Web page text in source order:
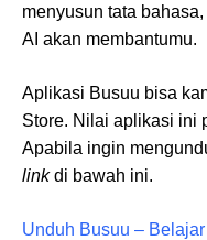
menyusun tata
AI akan membantumu.
Aplikasi Busuu bisa
Store. Nilai aplikasi ini
Apabila ingin
linkdi bawah ini.
Unduh Busuu –